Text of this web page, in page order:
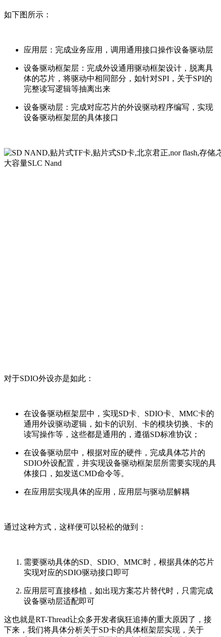
如下图所示：
应用层：完成业务应用，调用通用接口操作设备驱动层
设备驱动框架层：完成外设通用驱动框架设计，脱离具
体的芯片，将驱动中相同部分，如针对SPI，关于SPI的
完整读写逻辑等抽离出来
设备驱动层：完成对应芯片的外设驱动程序编写，实现
设备驱动框架层的具体接口
对于SDIO外设亦是如此：
在设备驱动框架层中，实现SD卡、SDIO卡、MMC卡的
通用外设驱动逻辑，如卡的识别、卡的模块切换、卡的
读写操作等，这些都是通用的，遵循SD标准协议；
在设备驱动层中，根据对应的硬件，完成具体芯片的
SDIO外设配置，并实现设备驱动框架层所需要实现的具
体接口，如发送CMD命令等。
在应用层实现具体的应用，应用层与驱动层解耦
通过这种方式，这样便可以轻松的做到：
需要驱动具体的SD、SDIO、MMC时，根据具体的芯片
实现对应的SDIO驱动接口即可
应用层可直接移植，如出现方案芯片替代时，只需完成
设备驱动层适配即可
这也就是RT-Thread让众多开发者疯狂追捧的重大原因了，接
下来，我们将具体分析关于SD卡的具体框架层实现，关于